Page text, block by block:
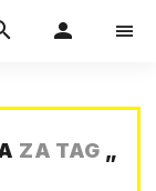
ZA TAG „